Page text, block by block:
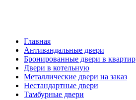
Главная
Антивандальные двери
Бронированные двери в
Двери в котельную
Металлические двери на заказ
Нестандартные двери
Тамбурные двери